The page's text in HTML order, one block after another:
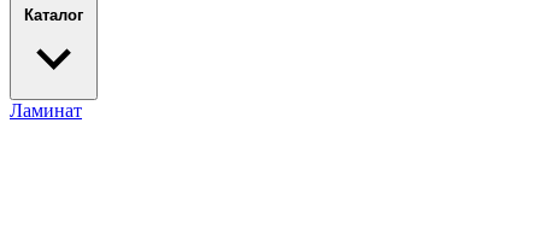
Каталог
Ламинат